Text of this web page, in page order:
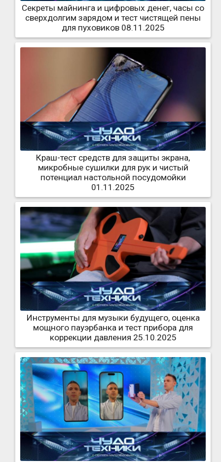
Секреты майнинга и цифровых денег, часы со
сверхдолгим зарядом и тест чистящей пены
для пуховиков 08.11.2025
Краш-тест средств для защиты экрана,
микробные сушилки для рук и чистый
потенциал настольной посудомойки
01.11.2025
Инструменты для музыки будущего, оценка
мощного пауэрбанка и тест прибора для
коррекции давления 25.10.2025